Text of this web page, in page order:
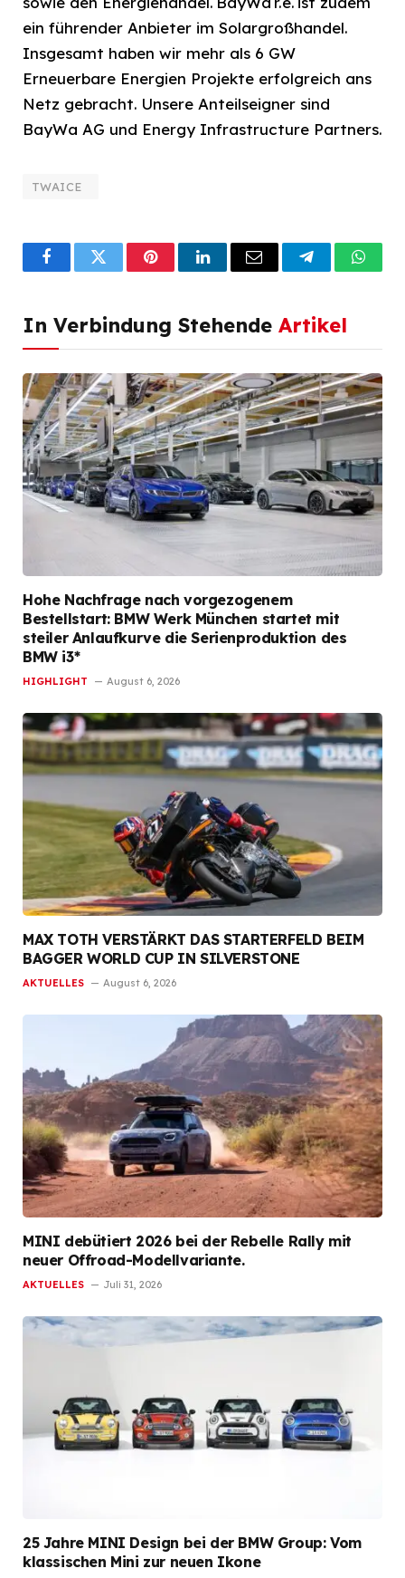
ein führender Anbieter im Solargroßhandel.
Insgesamt haben wir mehr als 6 GW
Erneuerbare Energien Projekte erfolgreich ans
Netz gebracht. Unsere Anteilseigner sind
BayWa AG und Energy Infrastructure Partners.
TWAICE
FacebookTwitterPinterestLinkedInEmail Telegram
In Verbindung Stehende Artikel
Hohe Nachfrage nach vorgezogenem
Bestellstart: BMW Werk München startet mit
steiler Anlaufkurve die Serienproduktion des
BMW i3*
HIGHLIGHT August 6, 2026
MAX TOTH VERSTÄRKT DAS STARTERFELD BEIM
BAGGER WORLD CUP IN SILVERSTONE
AKTUELLES August 6, 2026
MINI debütiert 2026 bei der Rebelle Rally mit
neuer Offroad-Modellvariante.
AKTUELLES Juli 31, 2026
25 Jahre MINI Design bei der BMW Group: Vom
klassischen Mini zur neuen Ikone